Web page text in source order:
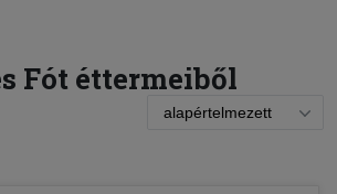
Fót éttermeiből